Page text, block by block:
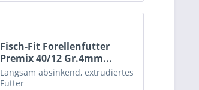
Fisch-Fit Forellenfutter
Premix 40/12 Gr.4mm...
Langsam absinkend, extrudiertes
Futter